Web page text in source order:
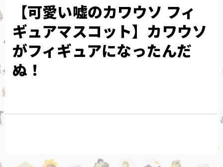
【可愛い嘘のカワウソ フィ
ギュアマスコット】カワウソ
がフィギュアになったんだ
ぬ！